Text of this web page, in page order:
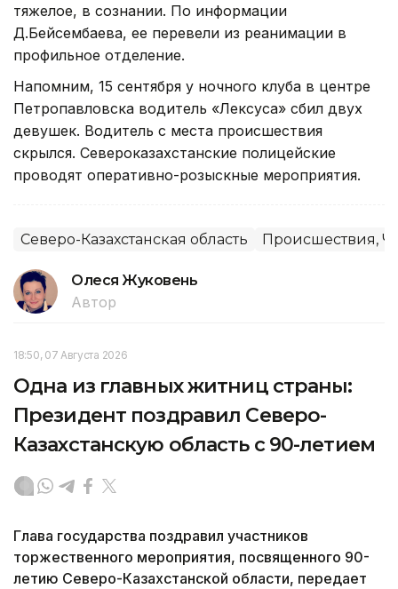
тяжелое, в сознании. По информации
Д.Бейсембаева, ее перевели из реанимации в
профильное отделение.
Напомним, 15 сентября у ночного клуба в центре
Петропавловска водитель «Лексуса» сбил двух
девушек. Водитель с места происшествия
скрылся. Североказахстанские полицейские
проводят оперативно-розыскные мероприятия.
Северо-Казахстанская область Происшествия,
Олеся Жуковень
Автор
18:50, 07 Августа 2026
Одна из главных житниц страны:
Президент поздравил Северо-
Казахстанскую область с 90-летием
Глава государства поздравил участников
торжественного мероприятия, посвященного 90-
летию Северо-Казахстанской области, передает